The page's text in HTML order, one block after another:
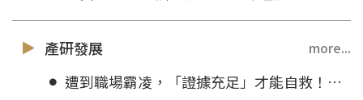
產研發展 more...
遭到職場霸凌，「證據充足」才能自救！如何蒐證，公司、勞動局才會受理？